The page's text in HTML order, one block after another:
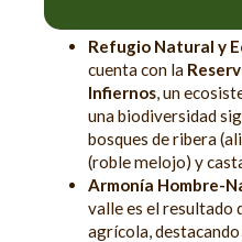
Refugio Natural y
cuenta con la
Infiernos, un
una biodiversidad
bosques de ribera
(roble melojo) y
Armonía Hombre-
valle es el resultado
agrícola,